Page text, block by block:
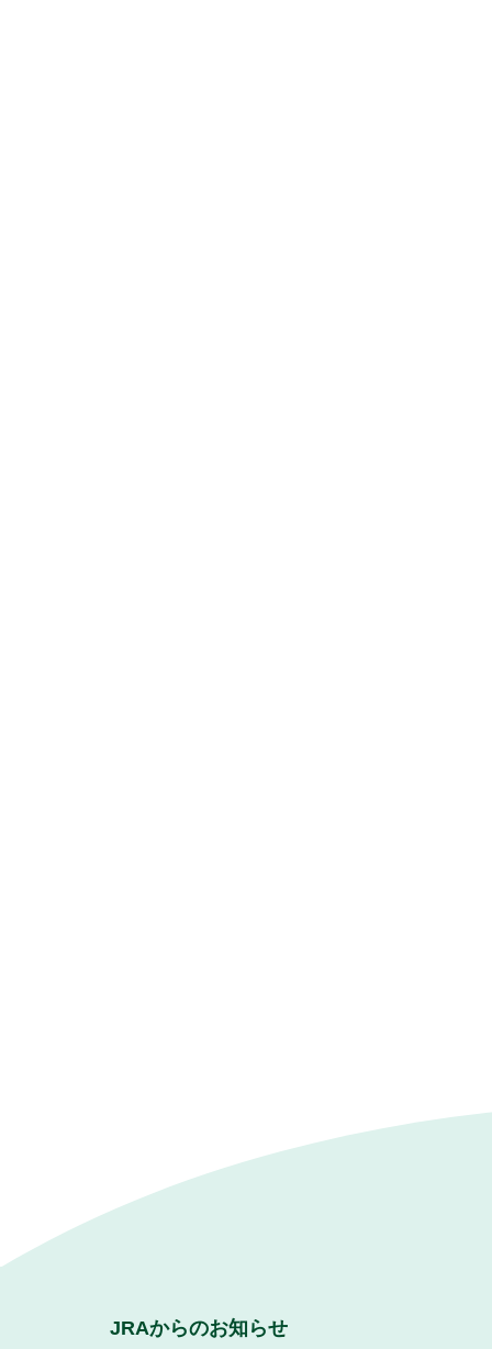
JRAからのお知らせ